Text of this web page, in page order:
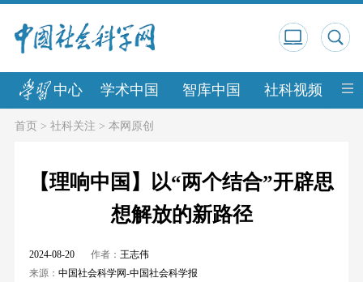
中心 学术中国 智库中国 社科视频 中
首页> 社科关注 > 本网原创
【理响中国】以“两个结合”开辟思
想解放的新路径
2024-08-20 作者： 王志伟
来源： 中国社会科学网-中国社会科学报